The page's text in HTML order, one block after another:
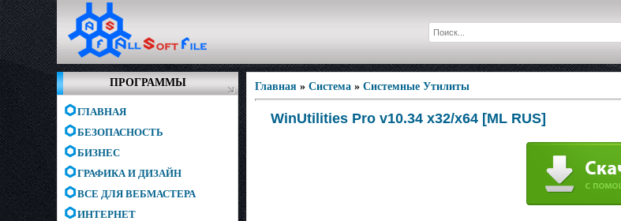
ПРОГРАММЫ
ГЛАВНАЯ
БЕЗОПАСНОСТЬ
БИЗНЕС
ГРАФИКА И ДИЗАЙН
ВСЕ ДЛЯ ВЕБМАСТЕРА
ИНТЕРНЕТ
Главная » Система » Системные Утилиты
WinUtilities Pro v10.34 x32/x64 [ML RUS]